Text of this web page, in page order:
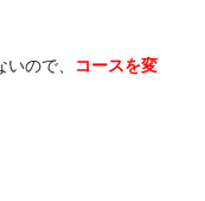
ので、
コースを変